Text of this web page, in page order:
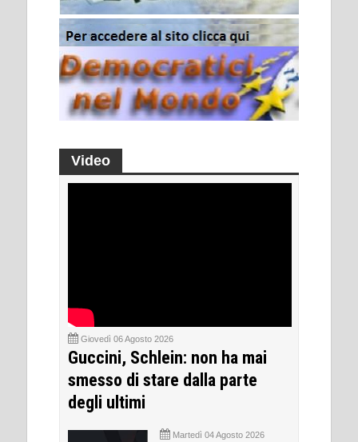
Video
Giovedì 06 Agosto 2026
Guccini, Schlein: non ha mai
smesso di stare dalla parte
degli ultimi
Martedì 04 Agosto 2026